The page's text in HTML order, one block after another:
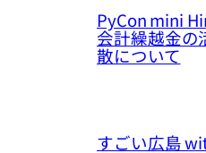
PyCon mini
会計繰越金の
散について
すごい広島